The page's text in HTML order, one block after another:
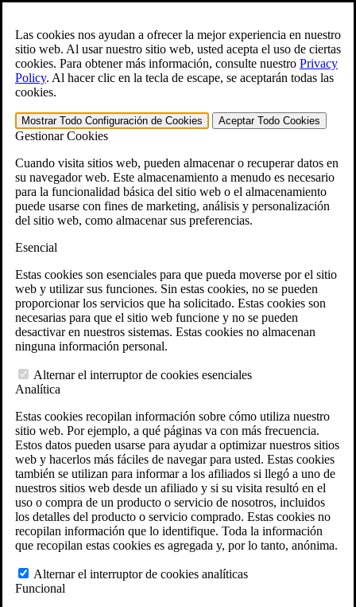
Las cookies nos ayudan a ofrecer la mejor experiencia en nuestro
sitio web. Al usar nuestro sitio web, usted acepta el uso de ciertas
cookies. Para obtener más información, consulte nuestro Privacy
Policy. Al hacer clic en la tecla de escape, se aceptarán todas las
cookies.
Mostrar Todo Configuración de Cookies Aceptar Todo Cookies
Gestionar Cookies
Cuando visita sitios web, pueden almacenar o recuperar datos en
su navegador web. Este almacenamiento a menudo es necesario
para la funcionalidad básica del sitio web o el almacenamiento
puede usarse con fines de marketing, análisis y personalización
del sitio web, como almacenar sus preferencias.
Esencial
Estas cookies son esenciales para que pueda moverse por el sitio
web y utilizar sus funciones. Sin estas cookies, no se pueden
proporcionar los servicios que ha solicitado. Estas cookies son
necesarias para que el sitio web funcione y no se pueden
desactivar en nuestros sistemas. Estas cookies no almacenan
ninguna información personal.
Alternar el interruptor de cookies esenciales
Analítica
Estas cookies recopilan información sobre cómo utiliza nuestro
sitio web. Por ejemplo, a qué páginas va con más frecuencia.
Estos datos pueden usarse para ayudar a optimizar nuestros sitios
web y hacerlos más fáciles de navegar para usted. Estas cookies
también se utilizan para informar a los afiliados si llegó a uno de
nuestros sitios web desde un afiliado y si su visita resultó en el
uso o compra de un producto o servicio de nosotros, incluidos
los detalles del producto o servicio comprado. Estas cookies no
recopilan información que lo identifique. Toda la información
que recopilan estas cookies es agregada y, por lo tanto, anónima.
Alternar el interruptor de cookies analíticas
Funcional
Abra el Búsqueda formulario.
English
Para ayuda inmediata: 800-544-9144
Generador gratuito de reclamaciones CCK VA
»
Open Search Bar Search
Menu
401-331-6300
Áreas de Práctica
Ley de veteranos
¿Por qué contratar a CCK para apelar su
discapacidad conforme a lo dispuesto por el VA?
Testimonios
Recursos jurídicos para veteranos
Preguntas frecuentes
Calculadora de discapacidad del VA
recursos del VA
Ubicaciones de fosas de incineración militares
Localizaciones del Agente Naranja
Generador de reclamaciones VA
Evaluación Gratuita del Caso
Ley ERISA
ERISA & Incapacidad a largo plazo
Recursos sobre ERISA
Preguntas frecuentes sobre la ley ERISA
Calculadora de pago de prestaciones LTD
Gestión de legados
Áreas que Atendemos